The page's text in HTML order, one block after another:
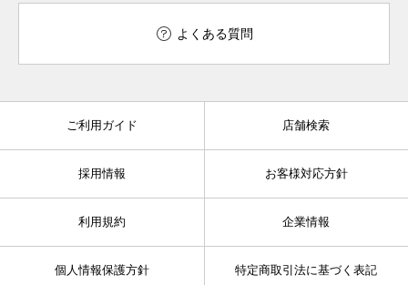
よくある質問
ご利用ガイド 店舗検索
採用情報 お客様対応方針
利用規約 企業情報
個人情報保護方針 特定商取引法に基づく表記